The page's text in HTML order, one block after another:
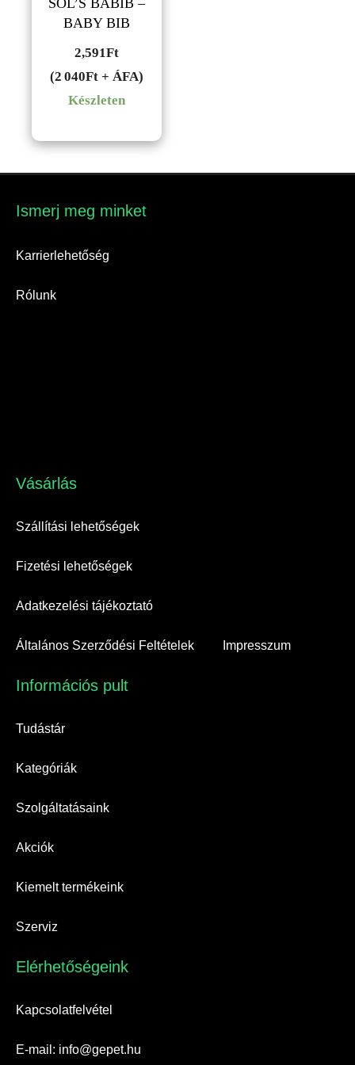
SOL’S BABIB –
BABY BIB
2,591Ft
(2 040Ft + ÁFA)
Készleten
Ismerj meg minket​
Karrierlehetőség
Rólunk
Vásárlás​
Szállítási lehetőségek
Fizetési lehetőségek
Adatkezelési tájékoztató
Általános Szerződési Feltételek Impresszum
Információs pult​
Tudástár
Kategóriák
Szolgáltatásaink
Akciók
Kiemelt termékeink
Szerviz
Elérhetőségeink​
Kapcsolatfelvétel
E-mail: info@gepet.hu